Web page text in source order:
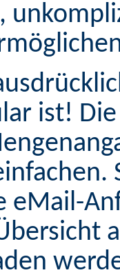
ist!
eMail-